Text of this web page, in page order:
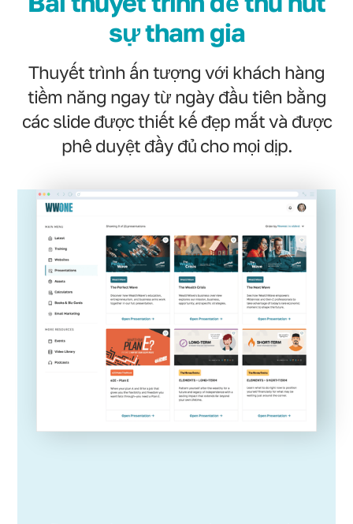
sự tham gia
Thuyết trình ấn tượng với khách hàng
tiềm năng ngay từ ngày đầu tiên bằng
các slide được thiết kế đẹp mắt và được
phê duyệt đầy đủ cho mọi dịp.